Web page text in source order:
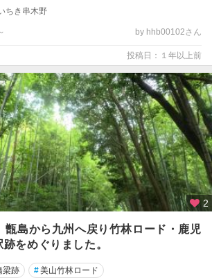
ちき串木野
by hhb00102さん
投稿日：１年以上前
2
島から九州へ戻り竹林ロード・鹿児
をめぐりました。
梁跡 #美山竹林ロード